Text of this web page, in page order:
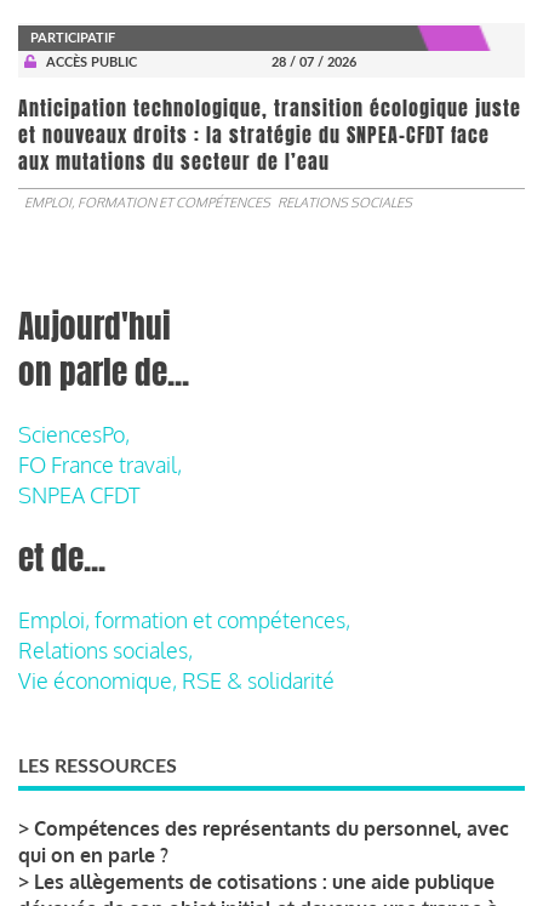
PARTICIPATIF
ACCÈS PUBLIC
28 / 07 / 2026
Anticipation technologique, transition écologique juste
et nouveaux droits : la stratégie du SNPEA-CFDT face
aux mutations du secteur de l’eau
EMPLOI, FORMATION ET COMPÉTENCES RELATIONS SOCIALES
Aujourd'hui
on parle de...
SciencesPo,
FO France travail,
SNPEA CFDT
et de...
Emploi, formation et compétences,
Relations sociales,
Vie économique, RSE & solidarité
LES RESSOURCES
> Compétences des représentants du personnel, avec
qui on en parle ?
> Les allègements de cotisations : une aide publique